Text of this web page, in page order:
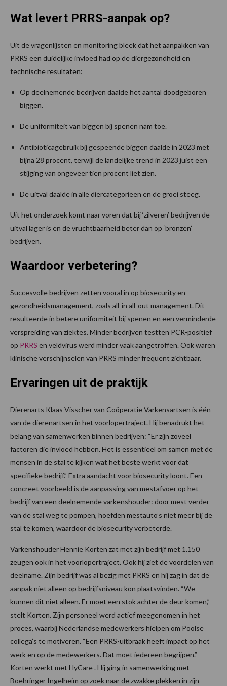
Wat levert PRRS-aanpak op?
Uit de vragenlijsten en monitoring bleek dat het aanpakken van
PRRS een duidelijke invloed had op de diergezondheid en
technische resultaten:
Op deelnemende bedrijven daalde het aantal doodgeboren
biggen.
De uniformiteit van biggen bij spenen nam toe.
Antibioticagebruik bij gespeende biggen daalde in 2023 met
bijna 28 procent, terwijl de landelijke trend in 2023 juist een
stijging van ongeveer tien procent liet zien.
De uitval daalde in alle diercategorieën en de groei steeg.
Uit het onderzoek komt naar voren dat bij ‘zilveren’ bedrijven de
uitval lager is en de vruchtbaarheid beter dan op ‘bronzen’
bedrijven.
Waardoor verbetering?
Succesvolle bedrijven zetten vooral in op biosecurity en
gezondheidsmanagement, zoals all-in all-out management. Dit
resulteerde in betere uniformiteit bij spenen en een verminderde
verspreiding van ziektes. Minder bedrijven testten PCR-positief
op PRRS en veldvirus werd minder vaak aangetroffen. Ook waren
klinische verschijnselen van PRRS minder frequent zichtbaar.
Ervaringen uit de praktijk
Dierenarts Klaas Visscher van Coöperatie Varkensartsen is één
van de dierenartsen in het voorlopertraject. Hij benadrukt het
belang van samenwerken binnen bedrijven: “Er zijn zoveel
factoren die invloed hebben. Het is essentieel om samen met de
mensen in de stal te kijken wat het beste werkt voor dat
specifieke bedrijf.” Extra aandacht voor biosecurity loont. Een
concreet voorbeeld is de aanpassing van mestafvoer op het
bedrijf van een deelnemende varkenshouder: door mest verder
van de stal weg te pompen, hoefden mestauto’s niet meer bij de
stal te komen, waardoor de biosecurity verbeterde.
Varkenshouder Hennie Korten zat met zijn bedrijf met 1.150
zeugen ook in het voorlopertraject. Ook hij ziet de voordelen van
deelname. Zijn bedrijf was al bezig met PRRS en hij zag in dat de
aanpak niet alleen op bedrijfsniveau kon plaatsvinden. “We
kunnen dit niet alleen. Er moet een stok achter de deur komen,”
stelt Korten. Zijn personeel werd actief meegenomen in het
proces, waarbij Nederlandse medewerkers hielpen om Poolse
collega’s te motiveren. “Een PRRS-uitbraak heeft impact op het
werk en op de medewerkers. Dat moet iedereen begrijpen.”
Korten werkt met HyCare . Hij ging in samenwerking met
Boehringer Ingelheim op zoek naar de zwakke plekken in zijn